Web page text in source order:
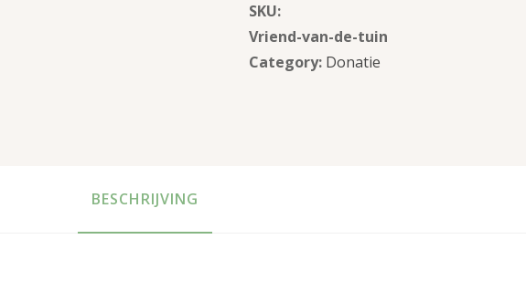
SKU:
Vriend-van-de-tuin
Category: Donatie
BESCHRIJVING